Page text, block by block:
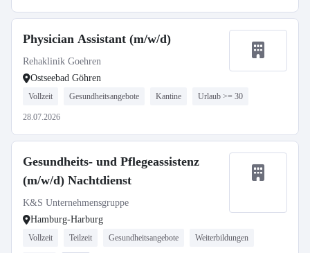
Physician Assistant (m/w/d)
Rehaklinik Goehren
Ostseebad Göhren
Vollzeit Gesundheitsangebote Kantine Urlaub >= 30
28.07.2026
Gesundheits- und Pflegeassistenz
(m/w/d) Nachtdienst
K&S Unternehmensgruppe
Hamburg-Harburg
Vollzeit Teilzeit Gesundheitsangebote Weiterbildungen